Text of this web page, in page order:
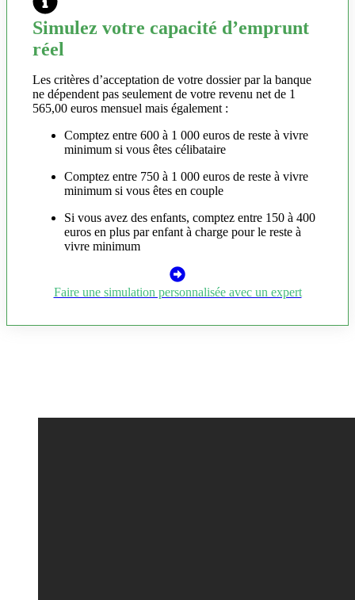
Simulez votre capacité d’emprunt
réel
Les critères d’acceptation de votre dossier par la banque
ne dépendent pas seulement de votre revenu net de 1
565,00 euros mensuel mais également :
Comptez entre 600 à 1 000 euros de reste à vivre
minimum si vous êtes célibataire
Comptez entre 750 à 1 000 euros de reste à vivre
minimum si vous êtes en couple
Si vous avez des enfants, comptez entre 150 à 400
euros en plus par enfant à charge pour le reste à
vivre minimum
Faire une simulation personnalisée avec un expert